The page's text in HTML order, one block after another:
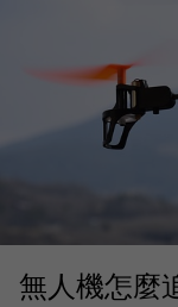
無人機怎麼